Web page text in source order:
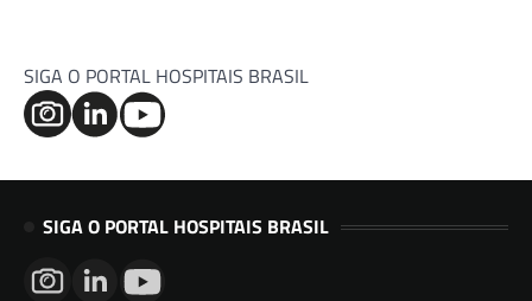
SIGA O PORTAL HOSPITAIS BRASIL
SIGA O PORTAL HOSPITAIS BRASIL